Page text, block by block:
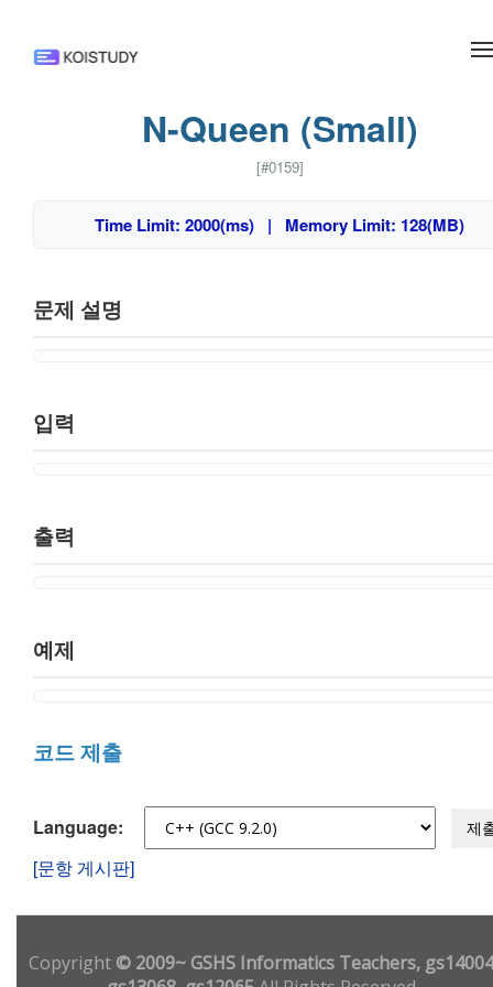
N-Queen (Small)
[#0159]
Time Limit: 2000(ms) | Memory Limit: 128(MB)
문제 설명
입력
출력
예제
코드 제출
Language: 제
[문항 게시판]
Copyright© 2009~ GSHS Informatics Teachers,